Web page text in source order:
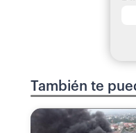
También te